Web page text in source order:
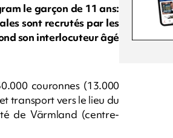
le garçon de 11 ans:
sont recrutés par les
son interlocuteur âgé
couronnes (13.000
transport vers le lieu du
de Värmland (centre-